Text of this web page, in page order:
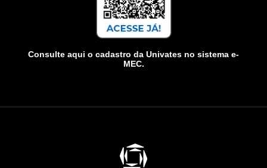
Consulte aqui o cadastro da Univates no sistema e-
MEC.